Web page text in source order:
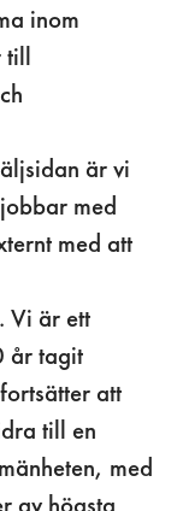
inom
till
är vi
med
med att
Vi är ett
år tagit
att
till en
med
av högsta